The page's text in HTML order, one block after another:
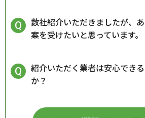
数社紹介いただきましたが、
案を受けたいと思っています。
紹介いただく業者は安心でき
か？